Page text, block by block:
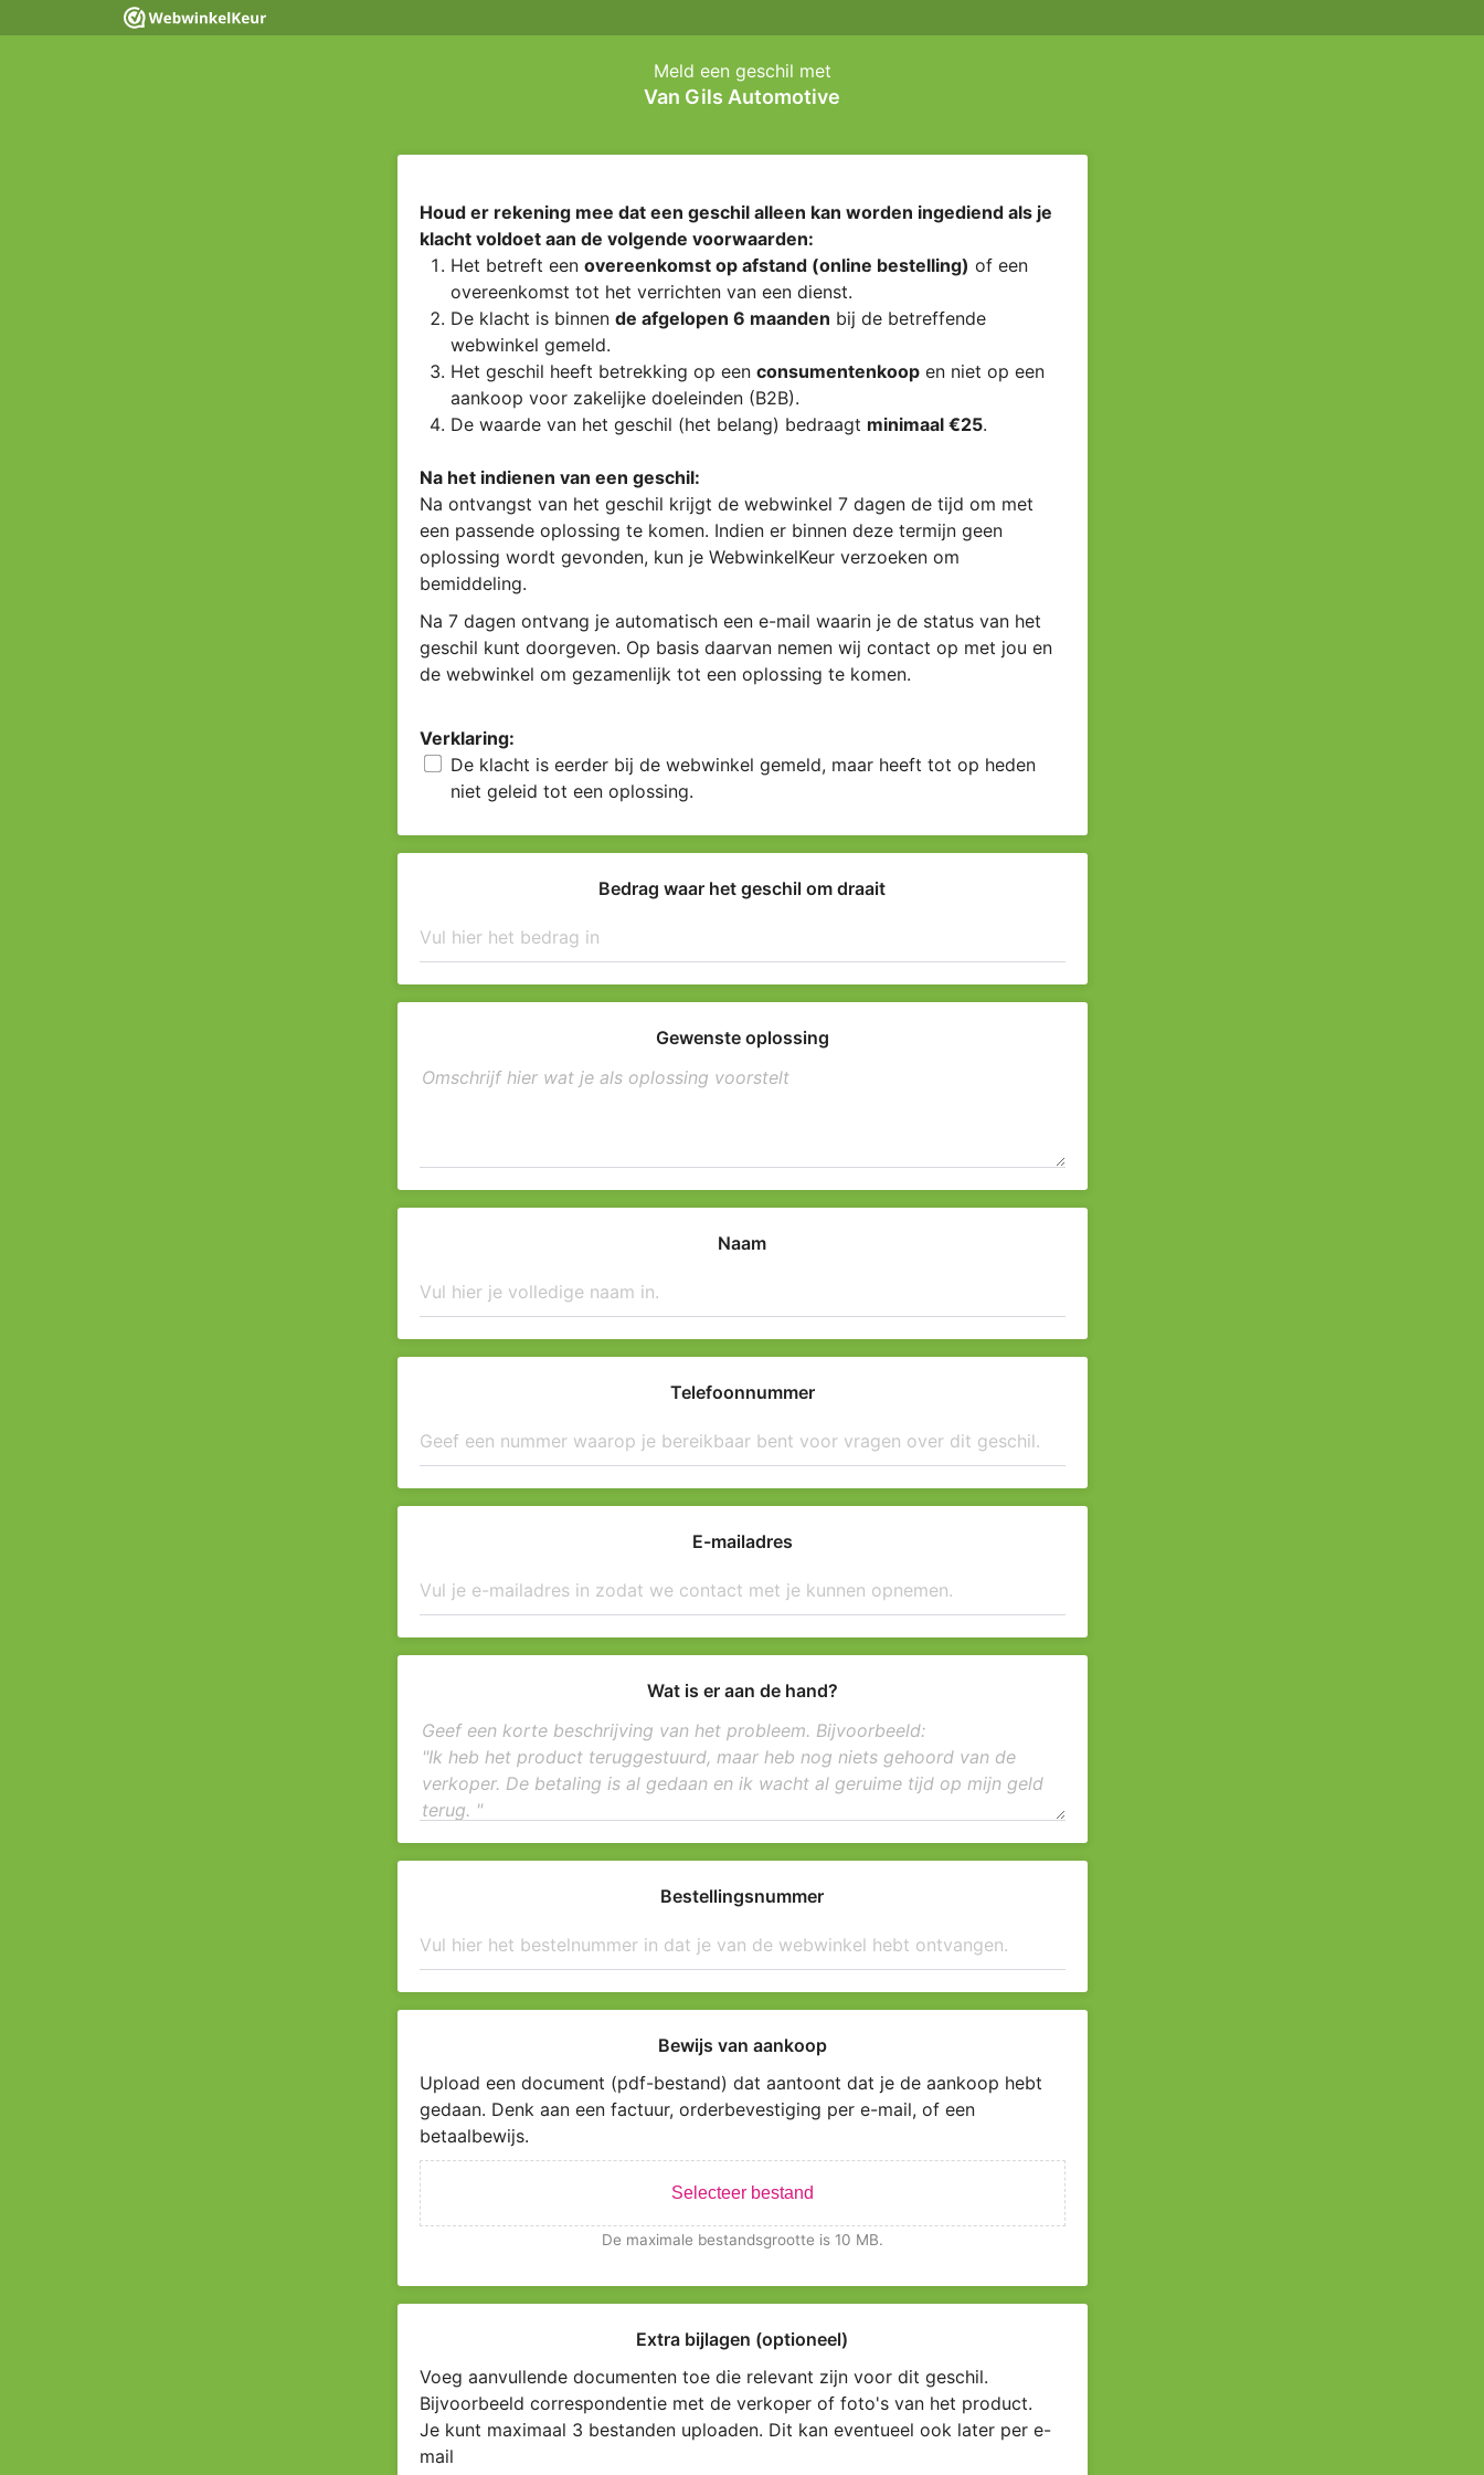
Meld een geschil met
Van Gils Automotive
Houd er rekening mee dat een geschil alleen kan worden ingediend als je
klacht voldoet aan de volgende voorwaarden:
Het betreft een overeenkomst op afstand (online bestelling) of een
overeenkomst tot het verrichten van een dienst.
De klacht is binnen de afgelopen 6 maanden bij de betreffende
webwinkel gemeld.
Het geschil heeft betrekking op een consumentenkoopen niet op een
aankoop voor zakelijke doeleinden (B2B).
De waarde van het geschil (het belang) bedraagt minimaal €25.
Na het indienen van een geschil:
Na ontvangst van het geschil krijgt de webwinkel 7 dagen de tijd om met
een passende oplossing te komen. Indien er binnen deze termijn geen
oplossing wordt gevonden, kun je WebwinkelKeur verzoeken om
bemiddeling.
Na 7 dagen ontvang je automatisch een e-mail waarin je de status van het
geschil kunt doorgeven. Op basis daarvan nemen wij contact op met jou en
de webwinkel om gezamenlijk tot een oplossing te komen.
Verklaring:
De klacht is eerder bij de webwinkel gemeld, maar heeft tot op heden
niet geleid tot een oplossing.
Bedrag waar het geschil om draait
Gewenste oplossing
Naam
Telefoonnummer
E-mailadres
Wat is er aan de hand?
Bestellingsnummer
Bewijs van aankoop
Upload een document (pdf-bestand) dat aantoont dat je de aankoop hebt
gedaan. Denk aan een factuur, orderbevestiging per e-mail, of een
betaalbewijs.
Selecteer bestand
De maximale bestandsgrootte is 10 MB.
Extra bijlagen (optioneel)
Voeg aanvullende documenten toe die relevant zijn voor dit geschil.
Bijvoorbeeld correspondentie met de verkoper of foto's van het product.
Je kunt maximaal 3 bestanden uploaden. Dit kan eventueel ook later per e-
mail